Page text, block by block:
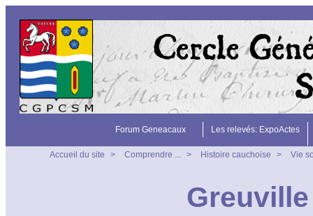
Forum Geneacaux Les relevés: ExpoActes
Accueil du site > Comprendre ... > Histoire cauchoise > Vie